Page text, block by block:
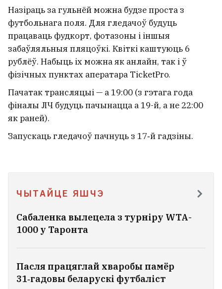
Назіраць за гульнёй можна будзе проста з
футбольнага поля. Для гледачоў будуць
працаваць фудкорт, фотазоны і іншыя
забаўляльныя пляцоўкі. Квіткі каштуюць 6
рублёў. Набыць іх можна як анлайн, так і ў
фізічных пунктах аператара TicketPro.
Пачатак трансляцыі — а 19:00 (з гэтага года
фіналы ЛЧ будуць пачынацца а 19-й, а не 22:00
як раней).
Запускаць гледачоў пачнуць з 17‑й гадзіны.
ЧЫТАЙЦЕ ЯШЧЭ
Сабаленка вылецела з турніру WTA-
1000 у Таронта
Пасля працяглай хваробы памёр
31‑гадовы беларускі футбаліст
ў ДТЗ у Кобрыне, шпіталізаваныя